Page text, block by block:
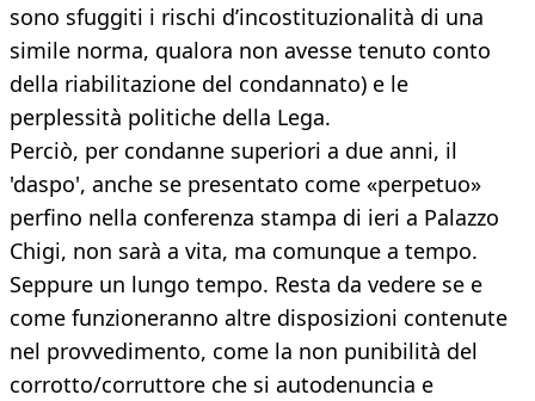
sono sfuggiti i rischi d’incostituzionalità di una
simile norma, qualora non avesse tenuto conto
della riabilitazione del condannato) e le
perplessità politiche della Lega.
Perciò, per condanne superiori a due anni, il
'daspo', anche se presentato come «perpetuo»
perfino nella conferenza stampa di ieri a Palazzo
Chigi, non sarà a vita, ma comunque a tempo.
Seppure un lungo tempo. Resta da vedere se e
come funzioneranno altre disposizioni contenute
nel provvedimento, come la non punibilità del
corrotto/corruttore che si autodenuncia e